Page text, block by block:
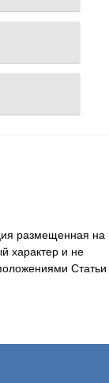
размещенная на
характер и не
Статьи